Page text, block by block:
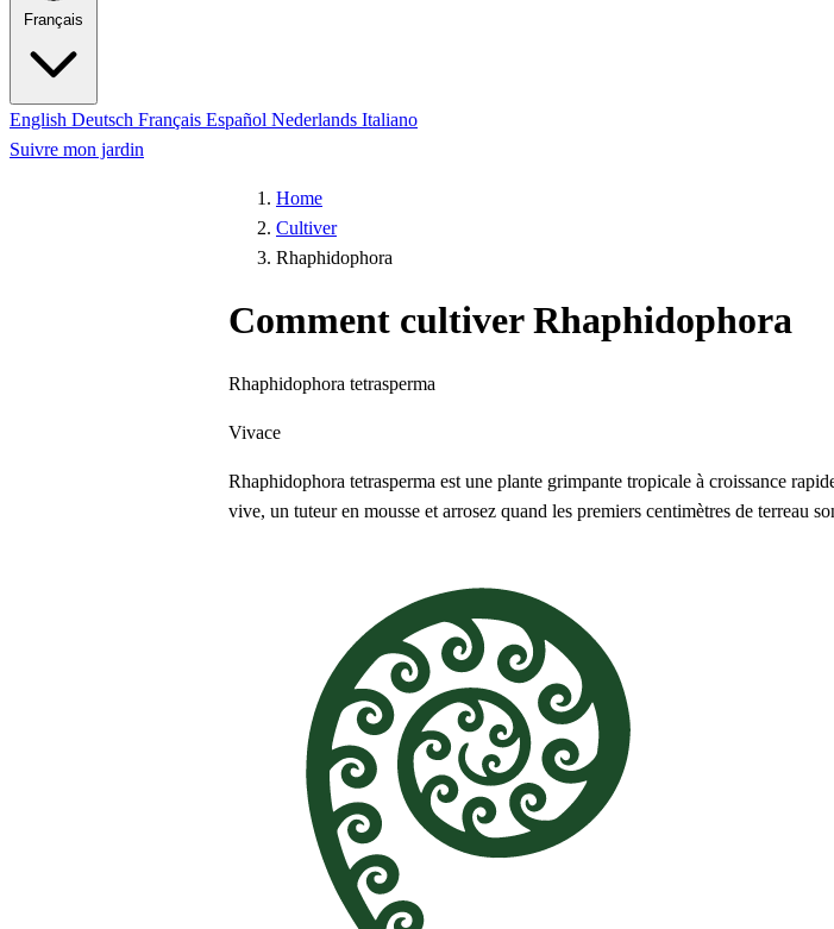
Français
English Deutsch Français Español Nederlands Italiano
Suivre mon jardin
Home
Cultiver
Rhaphidophora
Comment cultiver Rhaphidophora
Rhaphidophora tetrasperma
Vivace
Rhaphidophora tetrasperma est une plante grimpante tropicale à croissance
vive, un tuteur en mousse et arrosez quand les premiers centimètres de terreau